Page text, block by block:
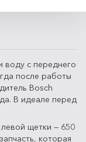
воду с переднего
после работы
Bosch
В идеале перед
щетки — 650
которая